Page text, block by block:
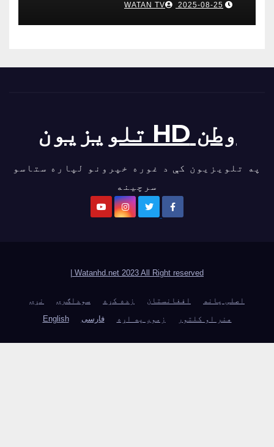
2025-08-25
WATAN TV
وطن HD تلویزیون
په تلویزیون کې د غوره خپرونو لپاره ستاسو
سرچینه
Watanhd.net 2023 All Right reserved
|
اصلی پانه افغانستان زده کړه سوداګرۍ
نړۍ
هنر او کلتور
زموږ په اړه فارسی English